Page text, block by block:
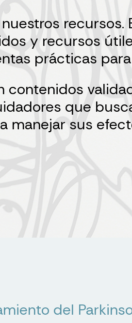
recursos.
y recursos
prácticas
contenidos
que
manejar sus
del